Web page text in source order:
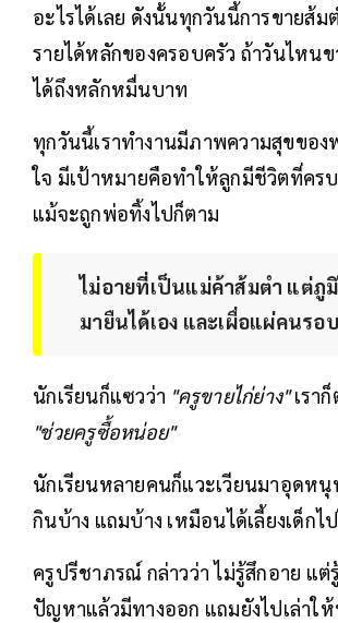
อะไรได้เลย ดังนั้นทุกวันนี้การขายส้ม
รายได้หลักของครอบครัว ถ้าวันไหน
ได้ถึงหลักหมื่นบาท
ทุกวันนี้เราทำงานมีภาพความสุขของ
ใจ มีเป้าหมายคือทำให้ลูกมีชีวิตที่คร
แม้จะถูกพ่อทิ้งไปก็ตาม
ไม่อายที่เป็นแม่ค้าส้มตำ แต่ภู
มายืนได้เอง และเผื่อแผ่คนรอ
นักเรียนก็แซวว่า "ครูขายไก่ย่าง"เรา
"ช่วยครูซื้อหน่อย"
นักเรียนหลายคนก็แวะเวียนมาอุดหนุ
กินบ้าง แถมบ้าง เหมือนได้เลี้ยงเด็กไ
ครูปรีชาภรณ์ กล่าวว่า ไม่รู้สึกอาย แต่
ปัญหาแล้วมีทางออก แถมยังไปเล่าใ